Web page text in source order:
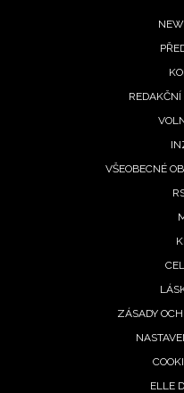
REDAKČNÍ
VŠEOBECNÉ
ZÁSADY
ELLE